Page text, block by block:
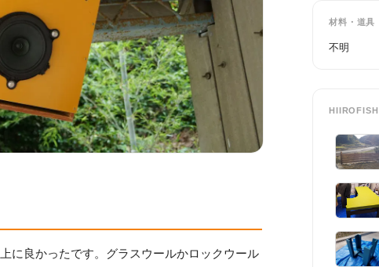
に良かったです。グラスウールかロックウール
材料・道具
不明
HIIROFISH